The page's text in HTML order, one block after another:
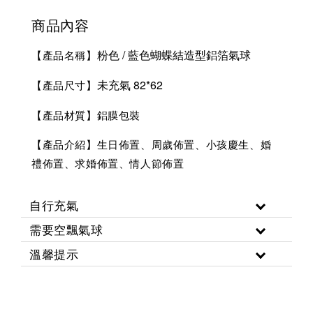
商品內容
【產品名稱】 粉色 / 藍色蝴蝶結造型鋁箔氣球
【產品尺寸】 未充氣 82*62
【產品材質】鋁膜包裝
【產品介紹】生日佈置、周歲佈置、小孩慶生、婚
禮佈置、求婚佈置、情人節佈置
自行充氣
需要空飄氣球
溫馨提示